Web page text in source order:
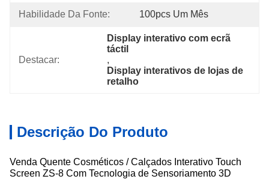
Habilidade Da Fonte: 100pcs Um Mês
Destacar:
Display interativo com ecrã
táctil
,
Display interativos de lojas de
retalho
Descrição Do Produto
Venda Quente Cosméticos / Calçados Interativo Touch
Screen ZS-8 Com Tecnologia de Sensoriamento 3D